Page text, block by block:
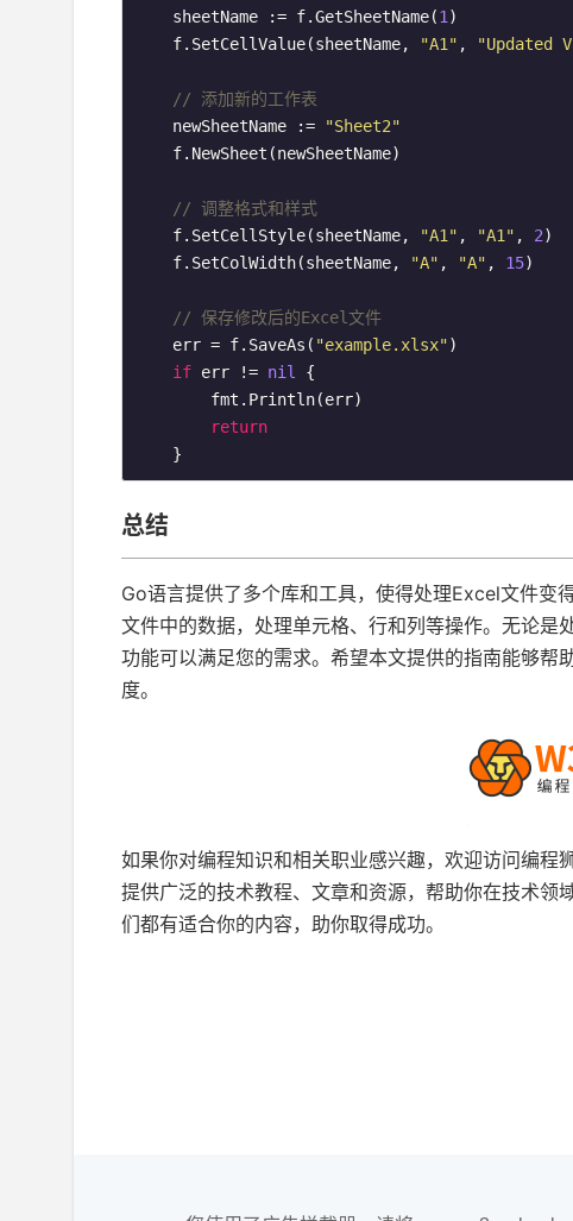
    sheetName := f.GetSheetName(
1 )
    f.SetCellValue(sheetName,
"A1" , "Updated
// 添加新的工作表
    newSheetName :=
"Sheet2"
    f.NewSheet(newSheetName)
// 调整格式和样式
    f.SetCellStyle(sheetName,
"A1" , "A1" , 2)
    f.SetColWidth(sheetName,
"A" , "A" , 15)
// 保存修改后的Excel文件
    err = f.SaveAs(
"example.xlsx")
if err != nil
{
        fmt.Println(err)
return
    }
总结
Go语言提供了多个库和工具，使得处理Excel文件变
文件中的数据，处理单元格、行和列等操作。无论
功能可以满足您的需求。希望本文提供的指南能够
度。
如果你对编程知识和相关职业感兴趣，欢迎访问编程
提供广泛的技术教程、文章和资源，帮助你在技术
们都有适合你的内容，助你取得成功。